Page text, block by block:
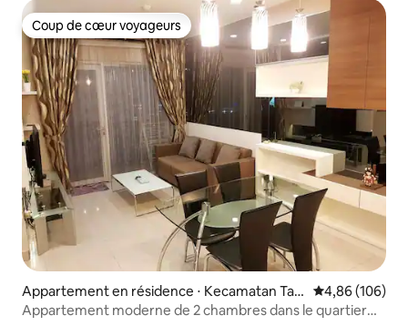
Coup de cœur voyageurs
Coup de cœur voyageurs
Appartement en résidence ⋅ Kecamatan Tan
ah Abang
Évaluation
4,86 (106)
Appartement moderne de 2 chambres dans le quartier